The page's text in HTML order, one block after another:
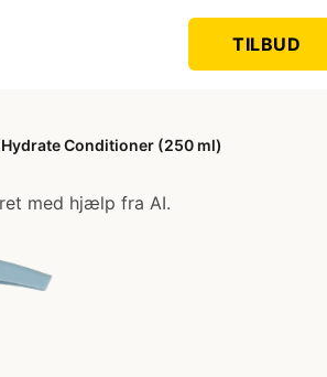
TILBUD
Conditioner (250 ml)
med hjælp fra AI.